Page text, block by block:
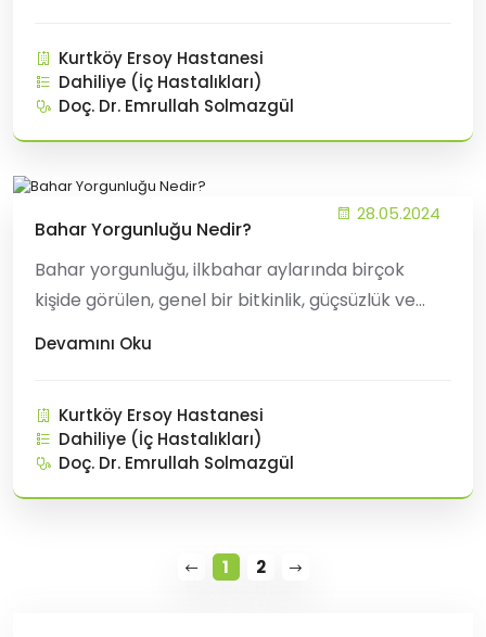
probiyotik gıdaların önemiyle ilgili bazı ana
noktalar: 1. Ba�
Kurtköy Ersoy Hastanesi
Dahiliye (İç Hastalıkları)
Doç. Dr. Emrullah Solmazgül
28.05.2024
Bahar Yorgunluğu Nedir?
Bahar yorgunluğu, ilkbahar aylarında birçok
kişide görülen, genel bir bitkinlik, güçsüzlük ve
enerji noksanlığı, isteksizlik, uykusuzluk, vücutta
ilkbahar aylarında ortaya çıkar. Nedenleri
Devamını Oku
Kurtköy Ersoy Hastanesi
Dahiliye (İç Hastalıkları)
Doç. Dr. Emrullah Solmazgül
1 2